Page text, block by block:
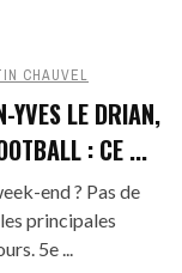
CHAUVEL
YVES LE DRIAN,
: CE ...
end ? Pas de
principales
5e ...